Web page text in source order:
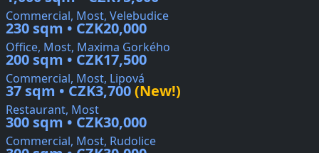
Commercial, Most, Velebudice
230 sqm • CZK20,000
Office, Most, Maxima Gorkého
200 sqm • CZK17,500
Commercial, Most, Lipová
37 sqm • CZK3,700(New!)
Restaurant, Most
300 sqm • CZK30,000
Commercial, Most, Rudolice